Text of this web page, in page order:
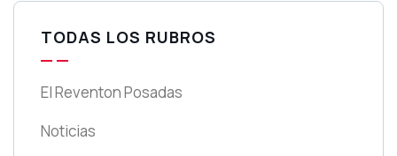
TODAS LOS RUBROS
El Reventon Posadas
Noticias